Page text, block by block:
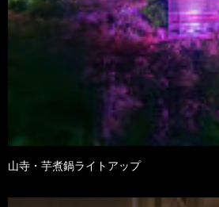
山寺・芋煮鍋ライトアップ